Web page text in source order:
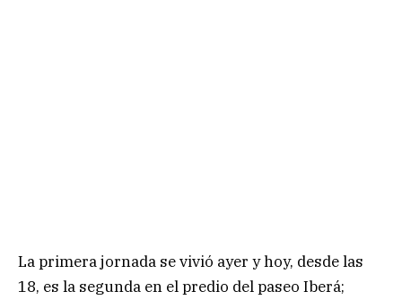
La primera jornada se vivió ayer y hoy, desde las
18, es la segunda en el predio del paseo Iberá;